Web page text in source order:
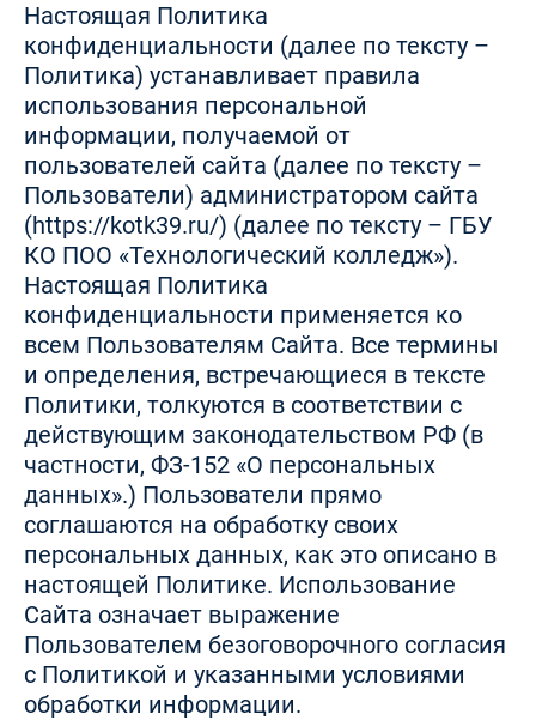
Настоящая Политика
конфиденциальности (далее по тексту –
Политика) устанавливает правила
использования персональной
информации, получаемой от
пользователей сайта (далее по тексту –
Пользователи) администратором сайта
(https://kotk39.ru/) (далее по тексту – ГБУ
КО ПОО «Технологический колледж»).
Настоящая Политика
конфиденциальности применяется ко
всем Пользователям Сайта. Все термины
и определения, встречающиеся в тексте
Политики, толкуются в соответствии с
действующим законодательством РФ (в
частности, ФЗ-152 «О персональных
данных».) Пользователи прямо
соглашаются на обработку своих
персональных данных, как это описано в
настоящей Политике. Использование
Сайта означает выражение
Пользователем безоговорочного согласия
с Политикой и указанными условиями
обработки информации.